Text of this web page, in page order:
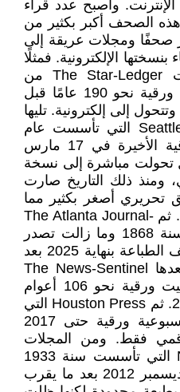
وأصبح عدد قراء
هذه الصحف أكبر بكثير من
صحفًا ومجلات عريقة إلى
الإلكترونية. فمثلًا
في الولايات المتحدة صدرت The Star-Ledger من
نيوجيرسي عام 1832 وظلت ورقية نحو 190 عامًا قبل
إلى إلكترونية. تليها
صحيفة Seattle Post-Intelligencer التي تأسست عام
1863 وأصدرت طبعتها الورقية الأخيرة في 17 مارس
بل تحولت مباشرة إلى نسخة
ومنذ ذلك التاريخ صارت
أصغر بكثير مما
كان في زمن النسخة الورقية. ثم The Atlanta Journal-
Constitution التي تأسست سنة 1868 وما زالت تصدر
ورقيًا، لكنها أعلنت أنها ستوقف الطباعة بنهاية 2025 بعد
مسيرة تقارب 157 عامًا. وبعدها The News-Sentinel
التي انطلقت عام 1911 وبقيت ورقية نحو 106 أعوام
إلى أن صارت رقمية منذ 2017. ثم Houston Press التي
ظهرت سنة 1989 وظلت أسبوعية ورقية حتى 2017
فقط. ومن المجلات
الأمريكية البارزة Newsweek التي تأسست سنة 1933
وأوقفت طبعتها الورقية في ديسمبر 2012 بعد ما يقرب